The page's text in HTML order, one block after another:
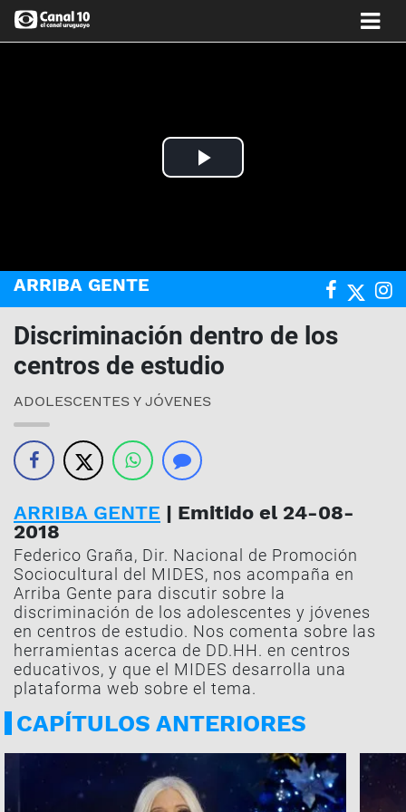
Play
ARRIBA GENTE
Discriminación dentro de los
centros de estudio
ADOLESCENTES Y JÓVENES
ARRIBA GENTE | Emitido el 24-08-
2018
Federico Graña, Dir. Nacional de Promoción
Sociocultural del MIDES, nos acompaña en
Arriba Gente para discutir sobre la
discriminación de los adolescentes y jóvenes
en centros de estudio. Nos comenta sobre las
herramientas acerca de DD.HH. en centros
educativos, y que el MIDES desarrolla una
plataforma web sobre el tema.
CAPÍTULOS ANTERIORES